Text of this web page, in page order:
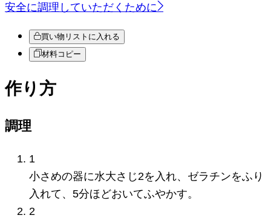
安全に調理していただくために
買い物リストに入れる
材料コピー
作り方
調理
1
小さめの器に水大さじ2を入れ、ゼラチンをふり
入れて、5分ほどおいてふやかす。
2